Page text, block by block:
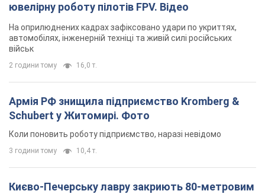
ювелірну роботу пілотів FPV. Відео
На оприлюднених кадрах зафіксовано удари по укриттях,
автомобілях, інженерній техніці та живій силі російських
військ
2 години тому 16,0 т.
Армія РФ знищила підприємство Kromberg &
Schubert у Житомирі. Фото
Коли поновить роботу підприємство, наразі невідомо
3 години тому 10,4 т.
Києво-Печерську лавру закриють 80-метровим